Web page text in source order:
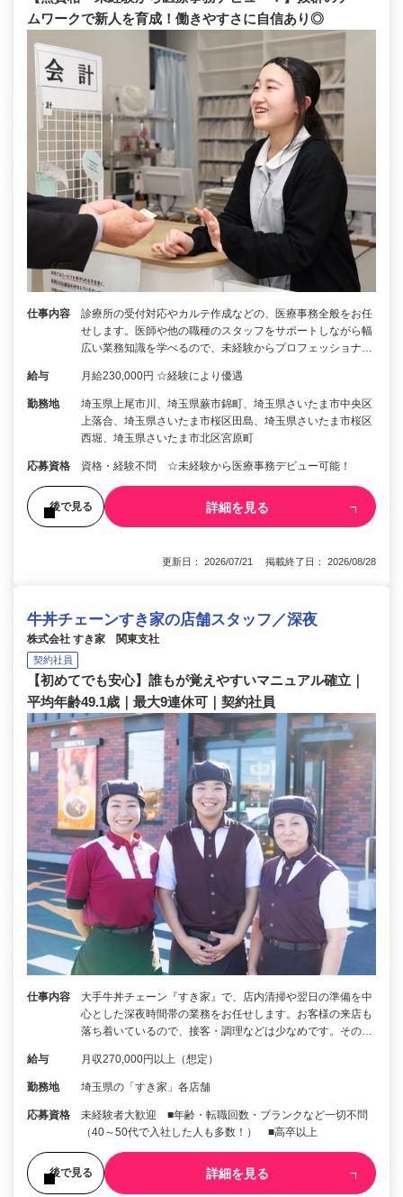
ムワークで新人を育成！働きやすさに自信あり◎
仕事内容
診療所の受付対応やカルテ作成などの、医療事務全般をお任
せします。医師や他の職種のスタッフをサポートしながら幅
広い業務知識を学べるので、未経験からプロフェッショナ…
給与 月給230,000円 ☆経験により優遇
勤務地
埼玉県上尾市川、埼玉県蕨市錦町、埼玉県さいたま市中央区
上落合、埼玉県さいたま市桜区田島、埼玉県さいたま市桜区
西堀、埼玉県さいたま市北区宮原町
応募資格 資格・経験不問 ☆未経験から医療事務デビュー可能！
後で見る 詳細を見る
更新日： 2026/07/21 掲載終了日： 2026/08/28
牛丼チェーンすき家の店舗スタッフ／深夜
株式会社 すき家 関東支社
契約社員
【初めてでも安心】誰もが覚えやすいマニュアル確立｜
平均年齢49.1歳｜最大9連休可｜契約社員
仕事内容
大手牛丼チェーン『すき家』で、店内清掃や翌日の準備を中
心とした深夜時間帯の業務をお任せします。お客様の来店も
落ち着いているので、接客・調理などは少なめです。その…
給与 月収270,000円以上（想定）
勤務地 埼玉県の「すき家」各店舗
応募資格
未経験者大歓迎 ■年齢・転職回数・ブランクなど一切不問
（40～50代で入社した人も多数！） ■高卒以上
後で見る 詳細を見る